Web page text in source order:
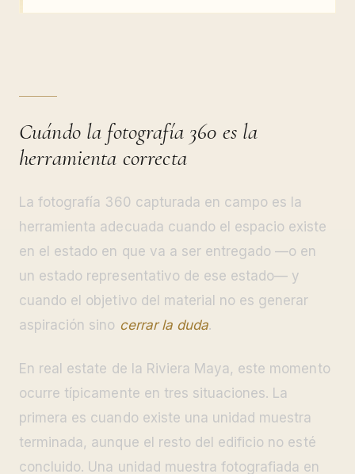
Cuándo la fotografía 360 es la
herramienta correcta
La fotografía 360 capturada en campo es la
herramienta adecuada cuando el espacio existe
en el estado en que va a ser entregado —o en
un estado representativo de ese estado— y
cuando el objetivo del material no es generar
aspiración sino cerrar la duda.
En real estate de la Riviera Maya, este momento
ocurre típicamente en tres situaciones. La
primera es cuando existe una unidad muestra
terminada, aunque el resto del edificio no esté
concluido. Una unidad muestra fotografiada en